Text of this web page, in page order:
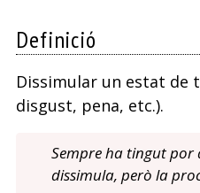
Definició
Dissimular un estat de
disgust, pena, etc.).
Sempre ha tingut por
dissimula, però la